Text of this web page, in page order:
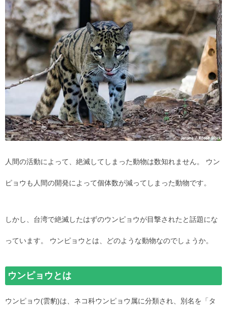
人間の活動によって、絶滅してしまった動物は数知れません。 ウン
ピョウも人間の開発によって個体数が減ってしまった動物です。
しかし、台湾で絶滅したはずのウンピョウが目撃されたと話題にな
っています。 ウンピョウとは、どのような動物なのでしょうか。
ウンピョウとは
ウンピョウ(雲豹)は、ネコ科ウンピョウ属に分類され、別名を「タ